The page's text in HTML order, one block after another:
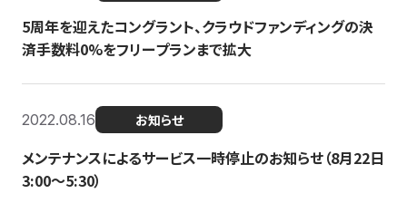
5周年を迎えたコングラント、クラウドファンディングの決
済手数料0%をフリープランまで拡大
2022.08.16 お知らせ
メンテナンスによるサービス一時停止のお知らせ（8月22日
3:00〜5:30）